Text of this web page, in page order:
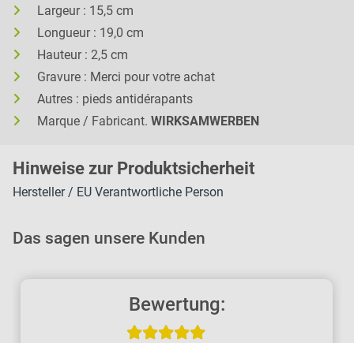
Largeur : 15,5 cm
Longueur : 19,0 cm
Hauteur : 2,5 cm
Gravure : Merci pour votre achat
Autres : pieds antidérapants
Marque / Fabricant. WIRKSAMWERBEN
Hinweise zur Produktsicherheit
Hersteller / EU Verantwortliche Person
Das sagen unsere Kunden
Bewertung: